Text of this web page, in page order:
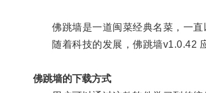
佛跳墙是一道闽菜经典名菜，一直
随着科技的发展，佛跳墙v1.0.42 应
佛跳墙的下载方式